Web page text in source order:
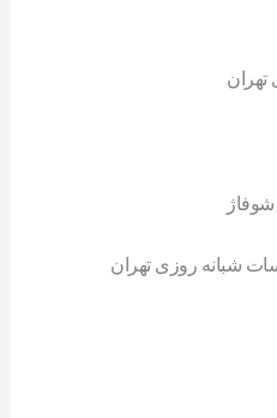
شبانه روزی تهران